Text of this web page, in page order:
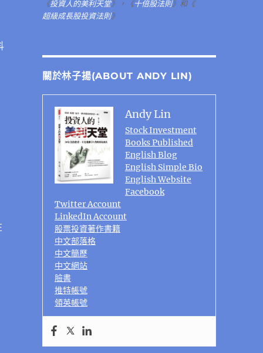
《投資人的美利天堂》，《十倍股法則》和《
超級成長股投資法則》
關於林子揚(ABOUT ANDY LIN)
Andy Lin
Stock Investment
Books Published
English Blog
English Simple Bio
English Website
Facebook
Twitter Account
LinkedIn Account
股票投資著作書籍
中文部落格
中文簡歷
中文網站
臉書
推特帳號
領英帳號